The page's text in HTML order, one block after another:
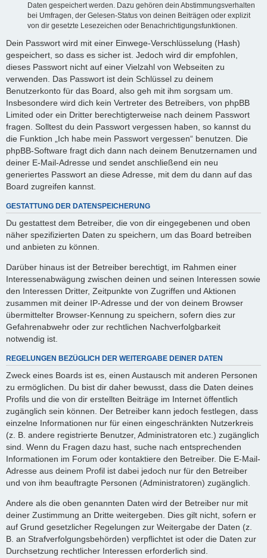
Daten gespeichert werden. Dazu gehören dein Abstimmungsverhalten
bei Umfragen, der Gelesen-Status von deinen Beiträgen oder explizit
von dir gesetzte Lesezeichen oder Benachrichtigungsfunktionen.
Dein Passwort wird mit einer Einwege-Verschlüsselung (Hash)
gespeichert, so dass es sicher ist. Jedoch wird dir empfohlen,
dieses Passwort nicht auf einer Vielzahl von Webseiten zu
verwenden. Das Passwort ist dein Schlüssel zu deinem
Benutzerkonto für das Board, also geh mit ihm sorgsam um.
Insbesondere wird dich kein Vertreter des Betreibers, von phpBB
Limited oder ein Dritter berechtigterweise nach deinem Passwort
fragen. Solltest du dein Passwort vergessen haben, so kannst du
die Funktion „Ich habe mein Passwort vergessen“ benutzen. Die
phpBB-Software fragt dich dann nach deinem Benutzernamen und
deiner E-Mail-Adresse und sendet anschließend ein neu
generiertes Passwort an diese Adresse, mit dem du dann auf das
Board zugreifen kannst.
GESTATTUNG DER DATENSPEICHERUNG
Du gestattest dem Betreiber, die von dir eingegebenen und oben
näher spezifizierten Daten zu speichern, um das Board betreiben
und anbieten zu können.
Darüber hinaus ist der Betreiber berechtigt, im Rahmen einer
Interessenabwägung zwischen deinen und seinen Interessen sowie
den Interessen Dritter, Zeitpunkte von Zugriffen und Aktionen
zusammen mit deiner IP-Adresse und der von deinem Browser
übermittelter Browser-Kennung zu speichern, sofern dies zur
Gefahrenabwehr oder zur rechtlichen Nachverfolgbarkeit
notwendig ist.
REGELUNGEN BEZÜGLICH DER WEITERGABE DEINER DATEN
Zweck eines Boards ist es, einen Austausch mit anderen Personen
zu ermöglichen. Du bist dir daher bewusst, dass die Daten deines
Profils und die von dir erstellten Beiträge im Internet öffentlich
zugänglich sein können. Der Betreiber kann jedoch festlegen, dass
einzelne Informationen nur für einen eingeschränkten Nutzerkreis
(z. B. andere registrierte Benutzer, Administratoren etc.) zugänglich
sind. Wenn du Fragen dazu hast, suche nach entsprechenden
Informationen im Forum oder kontaktiere den Betreiber. Die E-Mail-
Adresse aus deinem Profil ist dabei jedoch nur für den Betreiber
und von ihm beauftragte Personen (Administratoren) zugänglich.
Andere als die oben genannten Daten wird der Betreiber nur mit
deiner Zustimmung an Dritte weitergeben. Dies gilt nicht, sofern er
auf Grund gesetzlicher Regelungen zur Weitergabe der Daten (z.
B. an Strafverfolgungsbehörden) verpflichtet ist oder die Daten zur
Durchsetzung rechtlicher Interessen erforderlich sind.